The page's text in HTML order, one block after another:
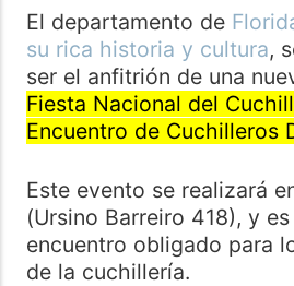
El departamento de
su rica historia y cultura,
ser el anfitrión de una
Fiesta Nacional del
Encuentro de Cuchilleros
Este evento se realizará
(Ursino Barreiro 418), y
encuentro obligado para
de la cuchillería.